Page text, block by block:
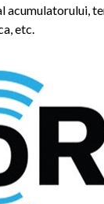
acumulatorului,
etc.